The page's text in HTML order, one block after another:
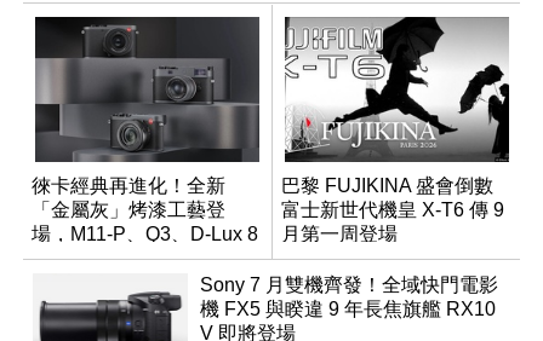
徠卡經典再進化！全新
「金屬灰」烤漆工藝登
場，M11-P、Q3、D-Lux 8
領銜換裝
巴黎 FUJIKINA 盛會倒數
富士新世代機皇 X-T6 傳 9
月第一周登場
Sony 7 月雙機齊發！全域快門電影
機 FX5 與睽違 9 年長焦旗艦 RX10
V 即將登場